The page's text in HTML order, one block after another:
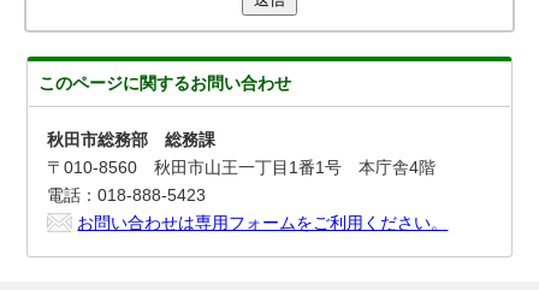
このページに関するお問い合わせ
秋田市総務部 総務課
〒010-8560 秋田市山王一丁目1番1号 本庁舎4階
電話：018-888-5423
お問い合わせは専用フォームをご利用ください。